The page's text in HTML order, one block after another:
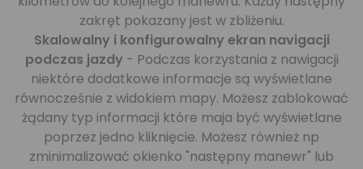
zakręt pokazany jest w zbliżeniu.
Skalowalny i konfigurowalny ekran navigacji
podczas jazdy - Podczas korzystania z nawigacji
niektóre dodatkowe informacje są wyświetlane
równocześnie z widokiem mapy. Możesz zablokować
żądany typ informacji które maja być wyświetlane
poprzez jedno kliknięcie. Możesz również np
zminimalizować okienko "następny manewr" lub